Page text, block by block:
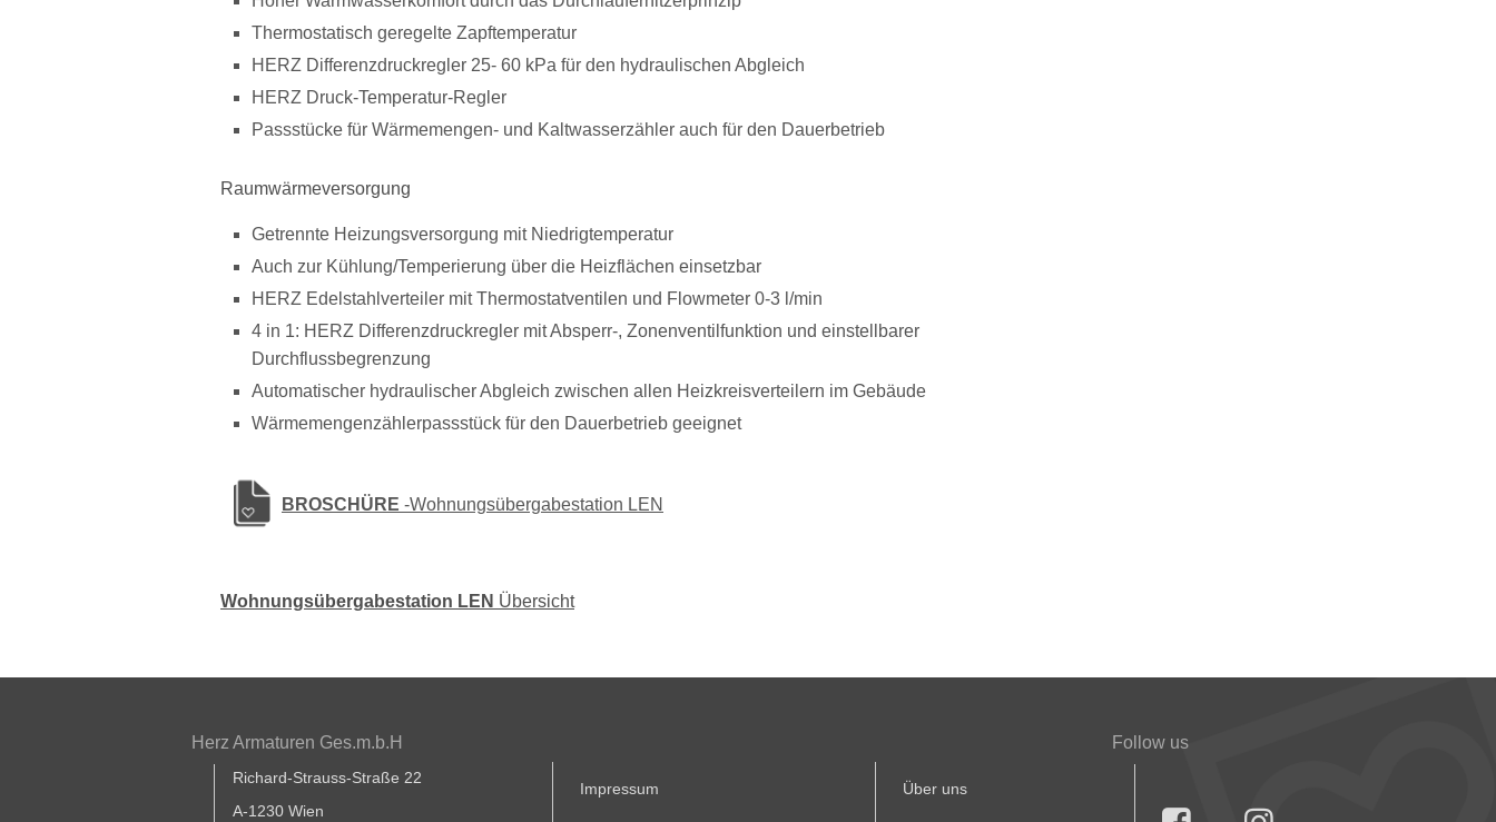
Thermostatisch geregelte Zapftemperatur
HERZ Differenzdruckregler 25- 60 kPa für den hydraulischen Abgleich
HERZ Druck-Temperatur-Regler
Passstücke für Wärmemengen- und Kaltwasserzähler auch für den Dauerbetrieb
Raumwärmeversorgung
Getrennte Heizungsversorgung mit Niedrigtemperatur
Auch zur Kühlung/Temperierung über die Heizflächen einsetzbar
HERZ Edelstahlverteiler mit Thermostatventilen und Flowmeter 0-3 l/min
4 in 1: HERZ Differenzdruckregler mit Absperr-, Zonenventilfunktion und einstellbarer
Durchflussbegrenzung
Automatischer hydraulischer Abgleich zwischen allen Heizkreisverteilern im Gebäude
Wärmemengenzählerpassstück für den Dauerbetrieb geeignet
BROSCHÜRE -Wohnungsübergabestation LEN
Wohnungsübergabestation LEN Übersicht
Herz Armaturen Ges.m.b.H
Richard-Strauss-Straße 22
A-1230 Wien
Impressum Über uns
Follow us